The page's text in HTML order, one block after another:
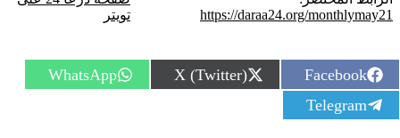
https://daraa24.org/monthlymay21
تويتر
S
h
a
r
Facebook
S
h
X (Twitter)
S
h
WhatsApp
S
h
Telegram